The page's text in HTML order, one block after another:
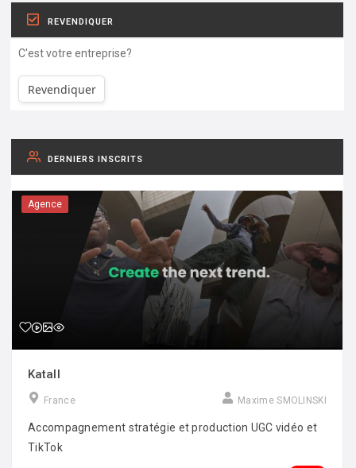
REVENDIQUER
C'est votre entreprise?
Revendiquer
DERNIERS INSCRITS
Agence
Katall
France Maxime SMOLINSKI
Accompagnement stratégie et production UGC vidéo et
TikTok